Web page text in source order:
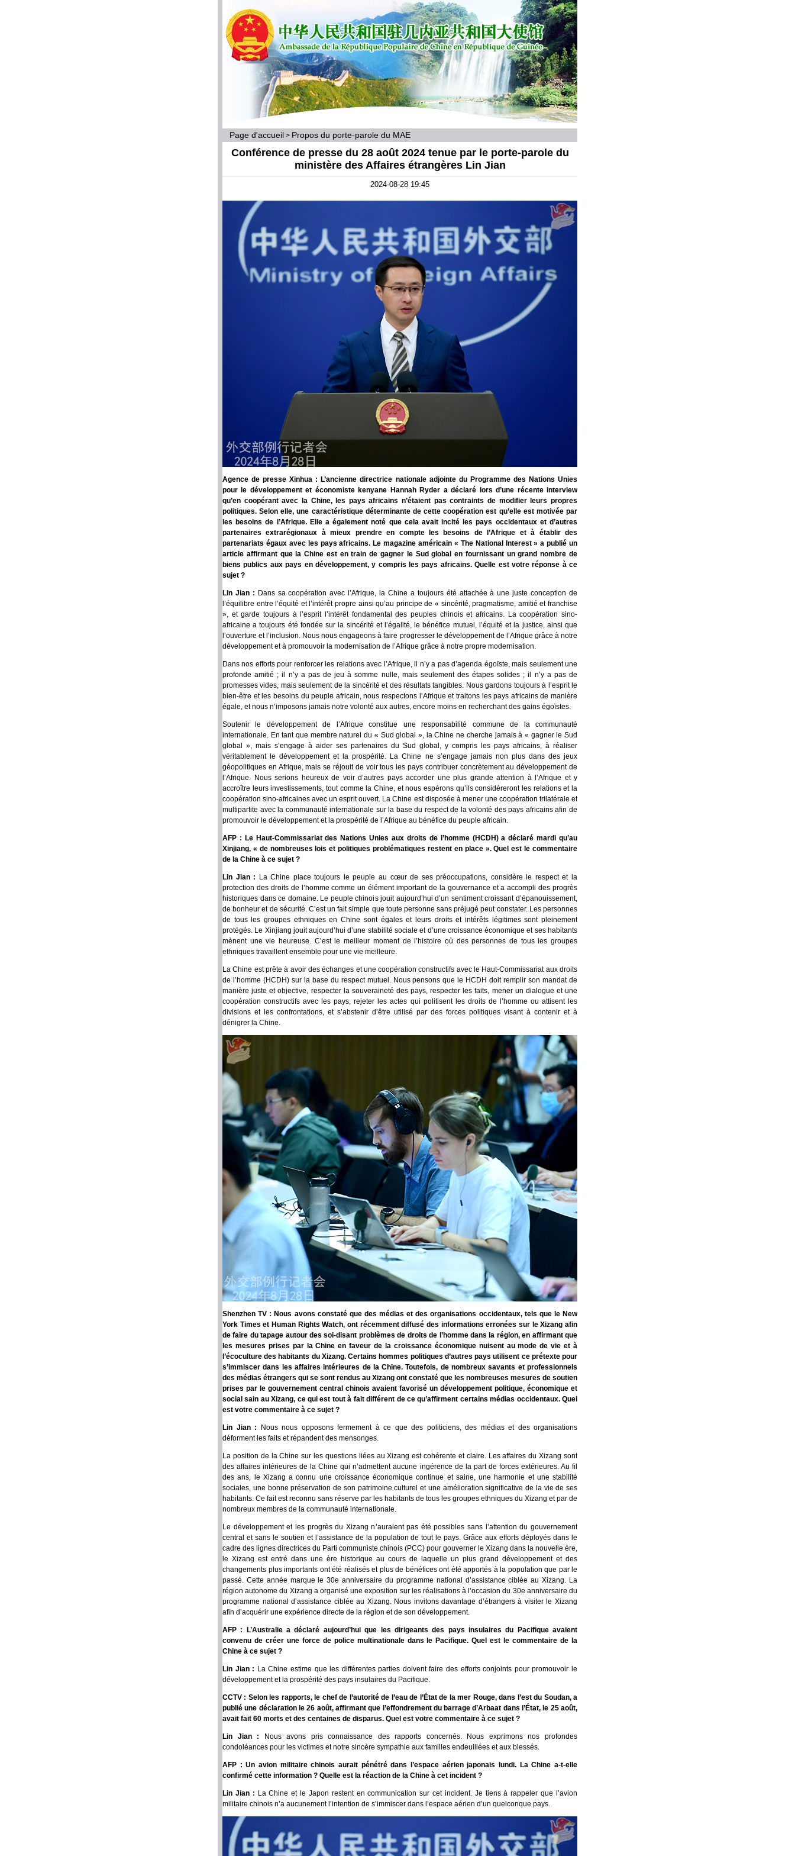
Page d'accueil > Propos du porte-parole du MAE
Conférence de presse du 28 août 2024 tenue par le porte-parole du
ministère des Affaires étrangères Lin Jian
2024-08-28 19:45
Agence de presse Xinhua : L’ancienne directrice nationale adjointe du Programme des Nations Unies
pour le développement et économiste kenyane Hannah Ryder a déclaré lors d’une récente interview
qu’en coopérant avec la Chine, les pays africains n’étaient pas contraints de modifier leurs propres
politiques. Selon elle, une caractéristique déterminante de cette coopération est qu’elle est motivée par
les besoins de l’Afrique. Elle a également noté que cela avait incité les pays occidentaux et d’autres
partenaires extrarégionaux à mieux prendre en compte les besoins de l’Afrique et à établir des
partenariats égaux avec les pays africains. Le magazine américain « The National Interest » a publié un
article affirmant que la Chine est en train de gagner le Sud global en fournissant un grand nombre de
biens publics aux pays en développement, y compris les pays africains. Quelle est votre réponse à ce
sujet ?
Lin Jian : Dans sa coopération avec l’Afrique, la Chine a toujours été attachée à une juste conception de
l’équilibre entre l’équité et l’intérêt propre ainsi qu’au principe de « sincérité, pragmatisme, amitié et franchise
», et garde toujours à l’esprit l’intérêt fondamental des peuples chinois et africains. La coopération sino-
africaine a toujours été fondée sur la sincérité et l’égalité, le bénéfice mutuel, l’équité et la justice, ainsi que
l’ouverture et l’inclusion. Nous nous engageons à faire progresser le développement de l’Afrique grâce à notre
développement et à promouvoir la modernisation de l’Afrique grâce à notre propre modernisation.
Dans nos efforts pour renforcer les relations avec l’Afrique, il n’y a pas d’agenda égoïste, mais seulement une
profonde amitié ; il n’y a pas de jeu à somme nulle, mais seulement des étapes solides ; il n’y a pas de
promesses vides, mais seulement de la sincérité et des résultats tangibles. Nous gardons toujours à l’esprit le
bien-être et les besoins du peuple africain, nous respectons l’Afrique et traitons les pays africains de manière
égale, et nous n’imposons jamais notre volonté aux autres, encore moins en recherchant des gains égoïstes.
Soutenir le développement de l’Afrique constitue une responsabilité commune de la communauté
internationale. En tant que membre naturel du « Sud global », la Chine ne cherche jamais à « gagner le Sud
global », mais s’engage à aider ses partenaires du Sud global, y compris les pays africains, à réaliser
véritablement le développement et la prospérité. La Chine ne s’engage jamais non plus dans des jeux
géopolitiques en Afrique, mais se réjouit de voir tous les pays contribuer concrètement au développement de
l’Afrique. Nous serions heureux de voir d’autres pays accorder une plus grande attention à l’Afrique et y
accroître leurs investissements, tout comme la Chine, et nous espérons qu’ils considéreront les relations et la
coopération sino-africaines avec un esprit ouvert. La Chine est disposée à mener une coopération trilatérale et
multipartite avec la communauté internationale sur la base du respect de la volonté des pays africains afin de
promouvoir le développement et la prospérité de l’Afrique au bénéfice du peuple africain.
AFP : Le Haut-Commissariat des Nations Unies aux droits de l’homme (HCDH) a déclaré mardi qu’au
Xinjiang, « de nombreuses lois et politiques problématiques restent en place ». Quel est le commentaire
de la Chine à ce sujet ?
Lin Jian :
La Chine place toujours le peuple au cœur de ses préoccupations, considère le respect et la
protection des droits de l’homme comme un élément important de la gouvernance et a accompli des progrès
historiques dans ce domaine. Le peuple chinois jouit aujourd’hui d’un sentiment croissant d’épanouissement,
de bonheur et de sécurité. C’est un fait simple que toute personne sans préjugé peut constater. Les personnes
de tous les groupes ethniques en Chine sont égales et leurs droits et intérêts légitimes sont pleinement
protégés. Le Xinjiang jouit aujourd’hui d’une stabilité sociale et d’une croissance économique et ses habitants
mènent une vie heureuse. C’est le meilleur moment de l’histoire où des personnes de tous les groupes
ethniques travaillent ensemble pour une vie meilleure.
La Chine est prête à avoir des échanges et une coopération constructifs avec le Haut-Commissariat aux droits
de l’homme (HCDH) sur la base du respect mutuel. Nous pensons que le HCDH doit remplir son mandat de
manière juste et objective, respecter la souveraineté des pays, respecter les faits, mener un dialogue et une
coopération constructifs avec les pays, rejeter les actes qui politisent les droits de l’homme ou attisent les
divisions et les confrontations, et s’abstenir d’être utilisé par des forces politiques visant à contenir et à
dénigrer la Chine.
Shenzhen TV : Nous avons constaté que des médias et des organisations occidentaux, tels que le New
York Times et Human Rights Watch, ont récemment diffusé des informations erronées sur le Xizang afin
de faire du tapage autour des soi-disant problèmes de droits de l’homme dans la région, en affirmant que
les mesures prises par la Chine en faveur de la croissance économique nuisent au mode de vie et à
l’écoculture des habitants du Xizang. Certains hommes politiques d’autres pays utilisent ce prétexte pour
s’immiscer dans les affaires intérieures de la Chine. Toutefois, de nombreux savants et professionnels
des médias étrangers qui se sont rendus au Xizang ont constaté que les nombreuses mesures de soutien
prises par le gouvernement central chinois avaient favorisé un développement politique, économique et
social sain au Xizang, ce qui est tout à fait différent de ce qu’affirment certains médias occidentaux. Quel
est votre commentaire à ce sujet ?
Lin Jian : Nous nous opposons fermement à ce que des politiciens, des médias et des organisations
déforment les faits et répandent des mensonges.
La position de la Chine sur les questions liées au Xizang est cohérente et claire. Les affaires du Xizang sont
des affaires intérieures de la Chine qui n’admettent aucune ingérence de la part de forces extérieures. Au fil
des ans, le Xizang a connu une croissance économique continue et saine, une harmonie et une stabilité
sociales, une bonne préservation de son patrimoine culturel et une amélioration significative de la vie de ses
habitants. Ce fait est reconnu sans réserve par les habitants de tous les groupes ethniques du Xizang et par de
nombreux membres de la communauté internationale.
Le développement et les progrès du Xizang n’auraient pas été possibles sans l’attention du gouvernement
central et sans le soutien et l’assistance de la population de tout le pays. Grâce aux efforts déployés dans le
cadre des lignes directrices du Parti communiste chinois (PCC) pour gouverner le Xizang dans la nouvelle ère,
le Xizang est entré dans une ère historique au cours de laquelle un plus grand développement et des
changements plus importants ont été réalisés et plus de bénéfices ont été apportés à la population que par le
passé. Cette année marque le 30e anniversaire du programme national d’assistance ciblée au Xizang. La
région autonome du Xizang a organisé une exposition sur les réalisations à l’occasion du 30e anniversaire du
programme national d’assistance ciblée au Xizang. Nous invitons davantage d’étrangers à visiter le Xizang
afin d’acquérir une expérience directe de la région et de son développement.
AFP : L’Australie a déclaré aujourd’hui que les dirigeants des pays insulaires du Pacifique avaient
convenu de créer une force de police multinationale dans le Pacifique. Quel est le commentaire de la
Chine à ce sujet ?
Lin Jian : La Chine estime que les différentes parties doivent faire des efforts conjoints pour promouvoir le
développement et la prospérité des pays insulaires du Pacifique.
CCTV : Selon les rapports, le chef de l’autorité de l’eau de l’État de la mer Rouge, dans l’est du Soudan, a
publié une déclaration le 26 août, affirmant que l’effondrement du barrage d’Arbaat dans l’État, le 25 août,
avait fait 60 morts et des centaines de disparus. Quel est votre commentaire à ce sujet ?
Lin Jian :
Nous avons pris connaissance des rapports concernés. Nous exprimons nos profondes
condoléances pour les victimes et notre sincère sympathie aux familles endeuillées et aux blessés.
AFP : Un avion militaire chinois aurait pénétré dans l’espace aérien japonais lundi. La Chine a-t-elle
confirmé cette information ? Quelle est la réaction de la Chine à cet incident ?
Lin Jian : La Chine et le Japon restent en communication sur cet incident. Je tiens à rappeler que l’avion
militaire chinois n’a aucunement l’intention de s’immiscer dans l’espace aérien d’un quelconque pays.